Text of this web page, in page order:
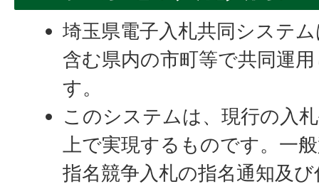
埼玉県電子入札共同システ
含む県内の市町等で共同運
す。
このシステムは、現行の入
上で実現するものです。一
指名競争入札の指名通知及